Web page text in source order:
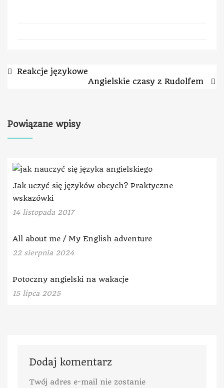
Reakcje językowe
Angielskie czasy z Rudolfem
Powiązane wpisy
Jak uczyć się języków obcych? Praktyczne
wskazówki
14 listopada 2017
All about me / My English adventure
22 sierpnia 2024
Potoczny angielski na wakacje
15 lipca 2025
Dodaj komentarz
Twój adres e-mail nie zostanie